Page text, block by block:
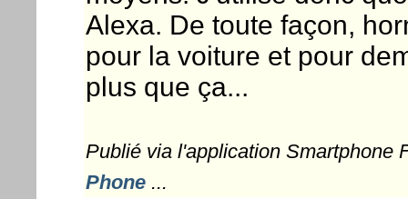
Alexa. De toute façon,
pour la voiture et pour
plus que ça...
Publié via l'application Smartphone
Phone...